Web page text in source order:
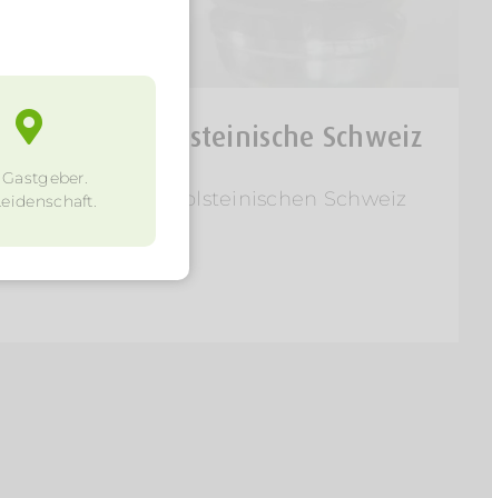
in die Holsteinische Schweiz
Welt in der Holsteinischen Schweiz